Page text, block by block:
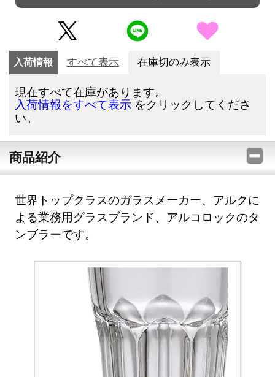
入荷情報 すべて表示 在庫切のみ表示
現在すべて在庫があります。
入荷情報をすべて表示 をクリックしてくださ
い。
商品紹介
世界トップクラスのガラスメーカー、アルクに
よる業務用グラスブランド、アルコロックのタ
ンブラーです。